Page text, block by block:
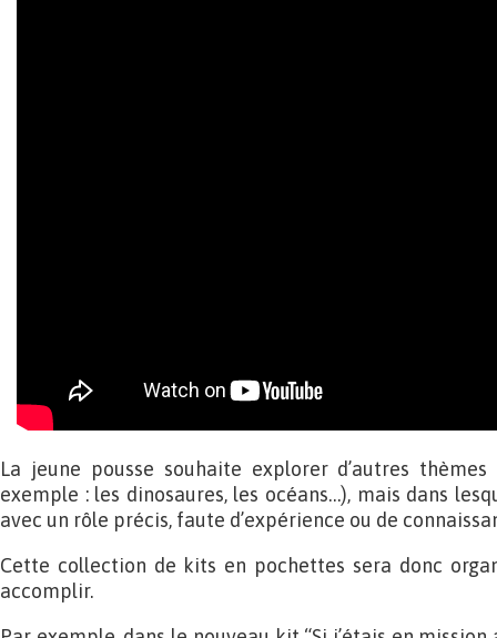
La jeune pousse souhaite explorer d’autres
exemple : les dinosaures, les océans…), mais dans
avec un rôle précis, faute d’expérience ou de
Cette collection de kits en pochettes sera donc
accomplir.